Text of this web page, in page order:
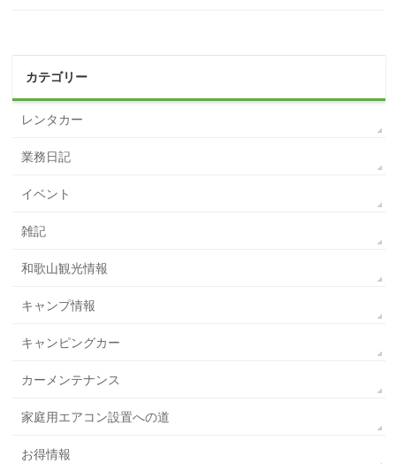
カテゴリー
レンタカー
業務日記
イベント
雑記
和歌山観光情報
キャンプ情報
キャンピングカー
カーメンテナンス
家庭用エアコン設置への道
お得情報